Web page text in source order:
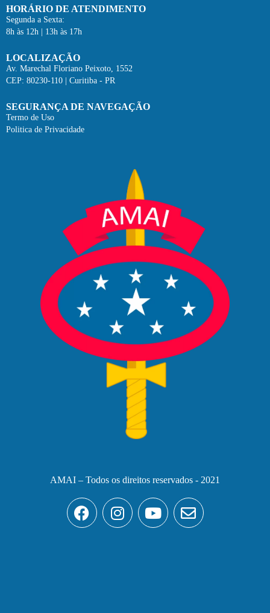
HORÁRIO DE ATENDIMENTO
Segunda a Sexta:
8h às 12h | 13h às 17h
LOCALIZAÇÃO
Av. Marechal Floriano Peixoto, 1552
CEP: 80230-110 | Curitiba - PR
SEGURANÇA DE NAVEGAÇÃO
Termo de Uso
Politica de Privacidade
AMAI – Todos os direitos reservados - 2021